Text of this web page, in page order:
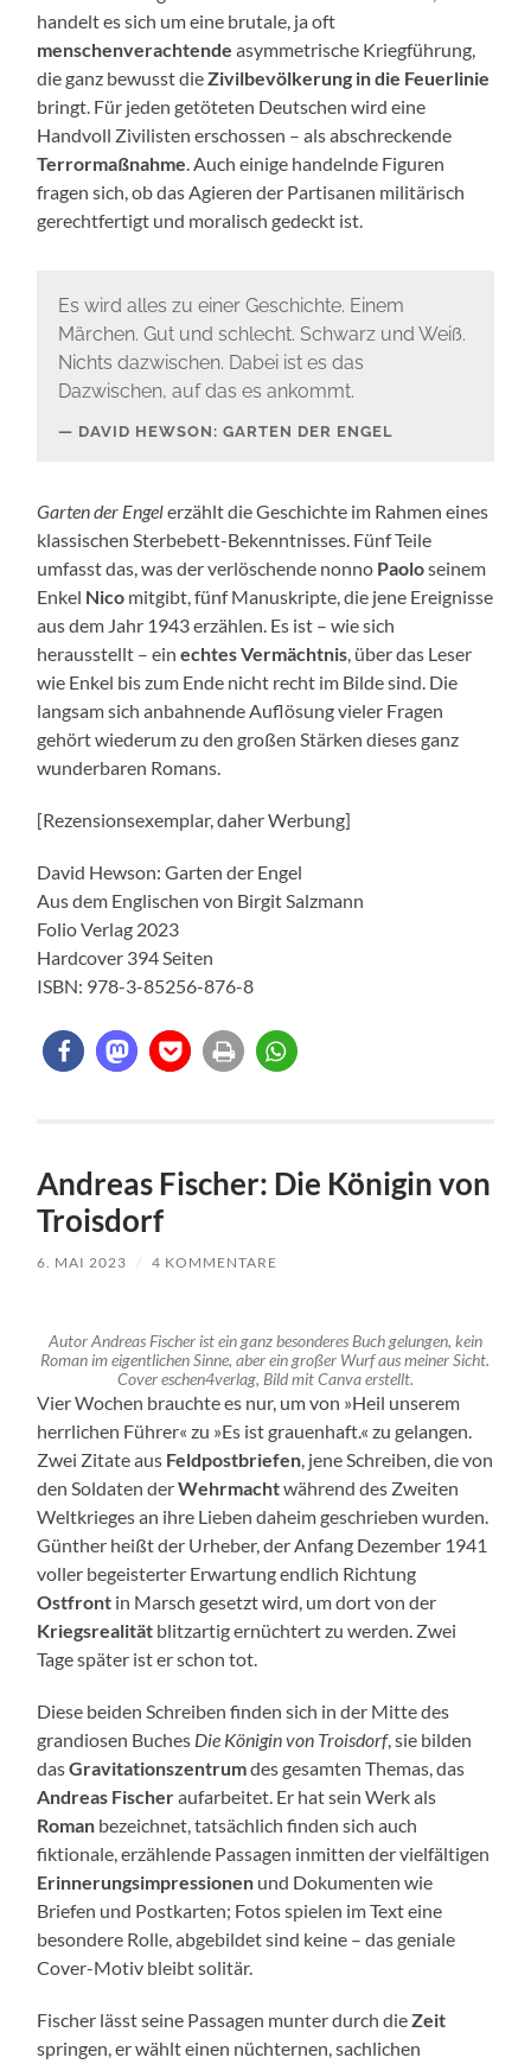
handelt es sich um eine brutale, ja oft
menschenverachtendeasymmetrische Kriegführung,
die ganz bewusst dieZivilbevölkerung in die Feuerlinie
bringt. Für jeden getöteten Deutschen wird eine
Handvoll Zivilisten erschossen – als abschreckende
Terrormaßnahme. Auch einige handelnde Figuren
fragen sich, ob das Agieren der Partisanen militärisch
gerechtfertigt und moralisch gedeckt ist.
Es wird alles zu einer Geschichte. Einem
Märchen. Gut und schlecht. Schwarz und Weiß.
Nichts dazwischen. Dabei ist es das
Dazwischen, auf das es ankommt.
DAVID HEWSON: GARTEN DER ENGEL
Garten der Engelerzählt die Geschichte im Rahmen eines
klassischen Sterbebett-Bekenntnisses. Fünf Teile
umfasst das, was der verlöschende nonno Paoloseinem
Enkel Nico mitgibt, fünf Manuskripte, die jene Ereignisse
aus dem Jahr 1943 erzählen. Es ist – wie sich
herausstellt – einechtes Vermächtnis, über das Leser
wie Enkel bis zum Ende nicht recht im Bilde sind. Die
langsam sich anbahnende Auflösung vieler Fragen
gehört wiederum zu den großen Stärken dieses ganz
wunderbaren Romans.
[Rezensionsexemplar, daher Werbung]
David Hewson: Garten der Engel
Aus dem Englischen von Birgit Salzmann
Folio Verlag 2023
Hardcover 394 Seiten
ISBN: 978-3-85256-876-8
Andreas Fischer: Die Königin von
Troisdorf
6. MAI 2023 / 4 KOMMENTARE
Autor Andreas Fischer ist ein ganz besonderes Buch gelungen, kein
Roman im eigentlichen Sinne, aber ein großer Wurf aus meiner Sicht.
Cover eschen4verlag, Bild mit Canva erstellt.
Vier Wochen brauchte es nur, um von »Heil unserem
herrlichen Führer« zu »Es ist grauenhaft.« zu gelangen.
Zwei Zitate aus Feldpostbriefen, jene Schreiben, die von
den Soldaten derWehrmachtwährend des Zweiten
Weltkrieges an ihre Lieben daheim geschrieben wurden.
Günther heißt der Urheber, der Anfang Dezember 1941
voller begeisterter Erwartung endlich Richtung
Ostfront in Marsch gesetzt wird, um dort von der
Kriegsrealität blitzartig ernüchtert zu werden. Zwei
Tage später ist er schon tot.
Diese beiden Schreiben finden sich in der Mitte des
grandiosen Buches Die Königin von Troisdorf, sie bilden
dasGravitationszentrumdes gesamten Themas, das
Andreas Fischeraufarbeitet. Er hat sein Werk als
Roman bezeichnet, tatsächlich finden sich auch
fiktionale, erzählende Passagen inmitten der vielfältigen
Erinnerungsimpressionen und Dokumenten wie
Briefen und Postkarten; Fotos spielen im Text eine
besondere Rolle, abgebildet sind keine – das geniale
Cover-Motiv bleibt solitär.
Fischer lässt seine Passagen munter durch dieZeit
springen, er wählt einen nüchternen, sachlichen